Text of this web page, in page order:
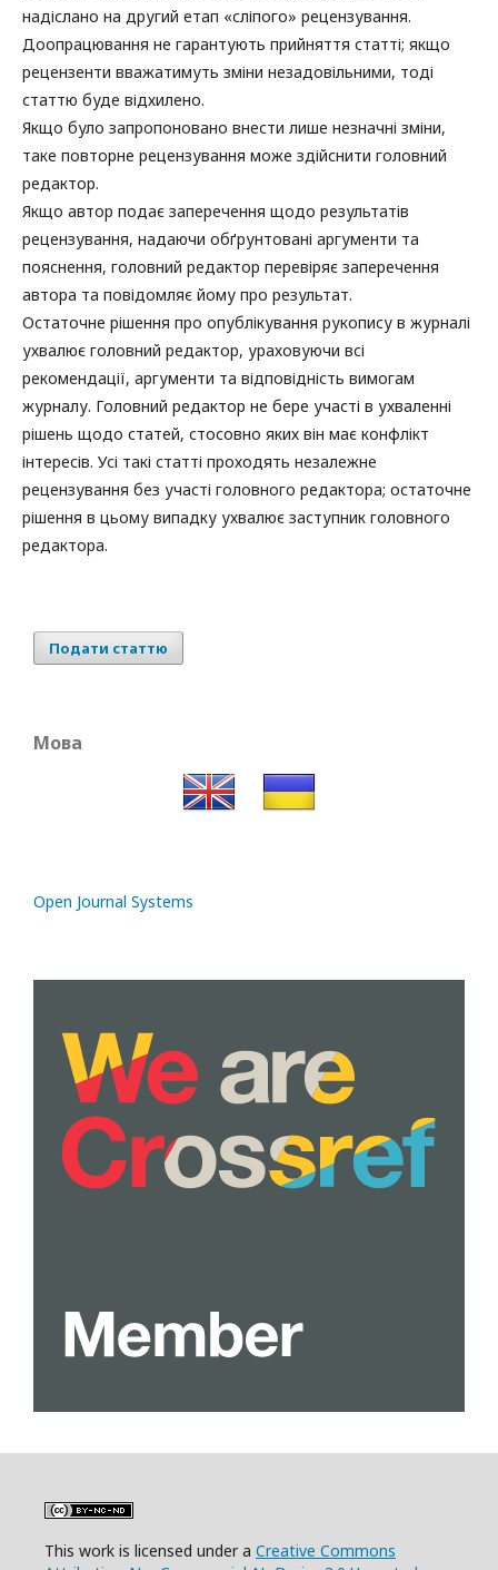
надіслано на другий етап «сліпого» рецензування.
Доопрацювання не гарантують прийняття статті; якщо
рецензенти вважатимуть зміни незадовільними, тоді
статтю буде відхилено.
Якщо було запропоновано внести лише незначні зміни,
таке повторне рецензування може здійснити головний
редактор.
Якщо автор подає заперечення щодо результатів
рецензування, надаючи обґрунтовані аргументи та
пояснення, головний редактор перевіряє заперечення
автора та повідомляє йому про результат.
Остаточне рішення про опублікування рукопису в журналі
ухвалює головний редактор, ураховуючи всі
рекомендації, аргументи та відповідність вимогам
журналу. Головний редактор не бере участі в ухваленні
рішень щодо статей, стосовно яких він має конфлікт
інтересів. Усі такі статті проходять незалежне
рецензування без участі головного редактора; остаточне
рішення в цьому випадку ухвалює заступник головного
редактора.
Подати статтю
Мова
Open Journal Systems
This work is licensed under a Creative Commons